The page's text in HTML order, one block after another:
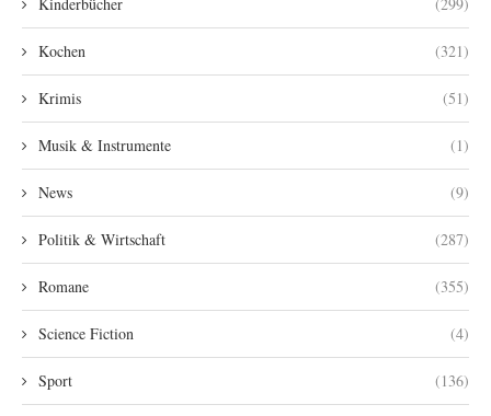
Kochen (321)
Krimis (51)
Musik & Instrumente (1)
News (9)
Politik & Wirtschaft (287)
Romane (355)
Science Fiction (4)
Sport (136)